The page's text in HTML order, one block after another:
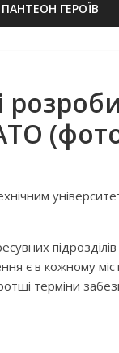
ПАНТЕОН ГЕРОЇВ
є в кожному
терміни